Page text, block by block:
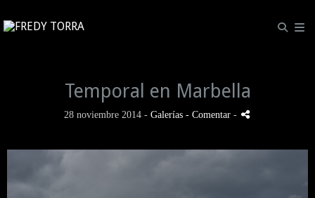
Temporal en Marbella
28 noviembre 2014 - Galerías - Comentar -